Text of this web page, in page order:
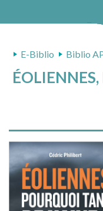
E-Biblio Biblio